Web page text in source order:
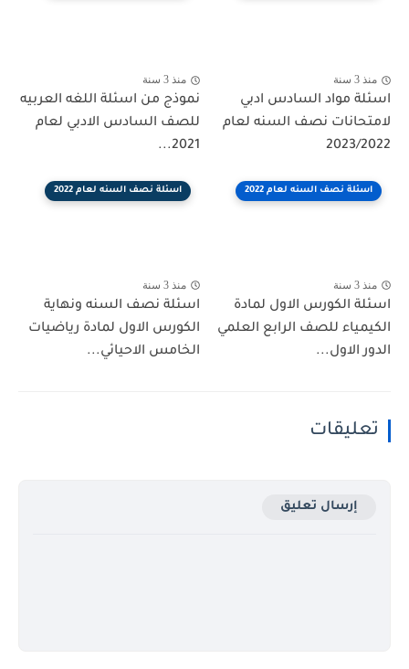
منذ 3 سنة
اسئلة مواد السادس ادبي
لامتحانات نصف السنه لعام
2023/2022
منذ 3 سنة
نموذج من اسئلة اللغه العربيه
للصف السادس الادبي لعام
2021...
اسئلة نصف السنه لعام 2022
منذ 3 سنة
اسئلة الكورس الاول لمادة
الكيمياء للصف الرابع العلمي
الدور الاول...
اسئلة نصف السنه لعام 2022
منذ 3 سنة
اسئلة نصف السنه ونهاية
الكورس الاول لمادة رياضيات
الخامس الاحيائي...
تعليقات
إرسال تعليق